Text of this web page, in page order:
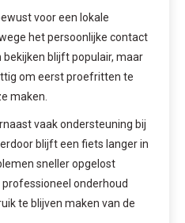
voor een lokale
het persoonlijke contact
bekijken blijft populair, maar
om eerst proefritten te
maken.
vaak ondersteuning bij
blijft een fiets langer in
sneller opgelost
onderhoud
te blijven maken van de